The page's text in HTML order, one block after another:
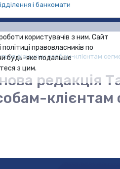
і банкомати
фізичним особам-клієнтам
редакція
клієнтам
користувачів з ним. Сайт
правовласників по
будь-яке подальше
з цим.